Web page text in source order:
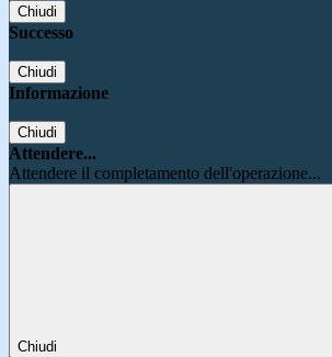
Chiudi
Successo
Chiudi
Informazione
Chiudi
Attendere...
Attendere il completamento dell'operazione...
Chiudi